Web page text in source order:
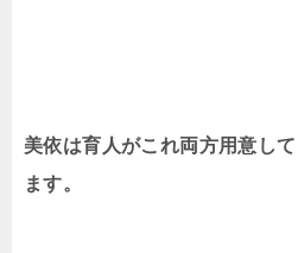
美依は育人がこれ両方用意し
ます。